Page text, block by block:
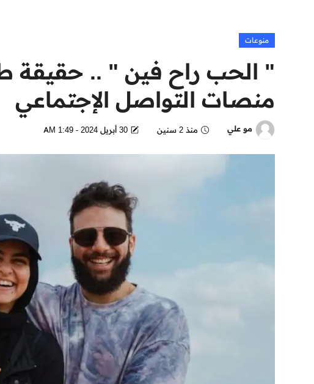
منوعات
منوعات
" الحب راح فين " .. حقيقة
منصات التواصل الإجتماعي
مو علي منذ 2 سنين 30 أبريل 2024 - 1:49 AM